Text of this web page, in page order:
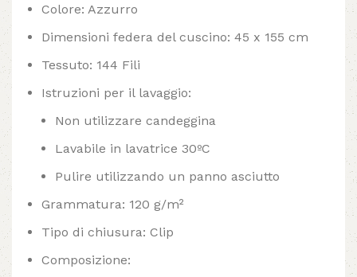
Colore: Azzurro
Dimensioni federa del cuscino: 45 x 155 cm
Tessuto: 144 Fili
Istruzioni per il lavaggio:
Non utilizzare candeggina
Lavabile in lavatrice 30ºC
Pulire utilizzando un panno asciutto
Grammatura: 120 g/m²
Tipo di chiusura: Clip
Composizione: